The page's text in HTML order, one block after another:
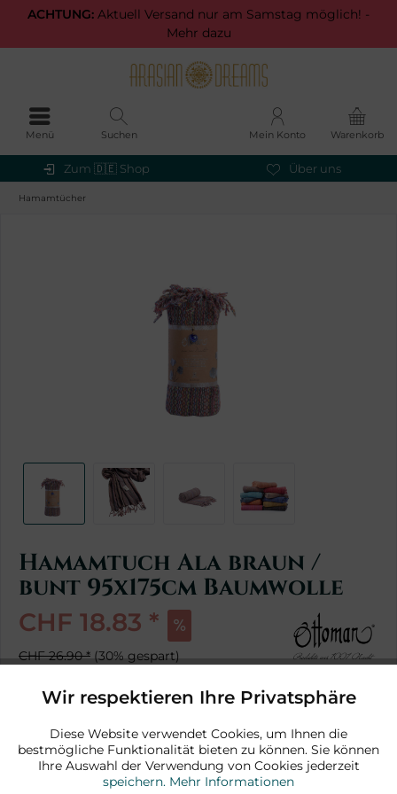
ACHTUNG: Aktuell Versand nur am Samstag möglich! -
Mehr dazu
Zum 🇩🇪 Shop Über uns
Menü Warenkorb
Mein Konto
Suchen
Hamamtücher
Hamamtuch Ala braun /
bunt 95x175cm Baumwolle
CHF 18.83 *
CHF 26.90 * (30% gespart)
1 Stück sofort lieferbar
In den Warenkorb
Funktionale Aktiv
Marketing Aktiv
Wir respektieren Ihre Privatsphäre
Diese Website verwendet Cookies, um Ihnen die
bestmögliche Funktionalität bieten zu können. Sie können
Ihre Auswahl der Verwendung von Cookies jederzeit
speichern. Mehr Informationen